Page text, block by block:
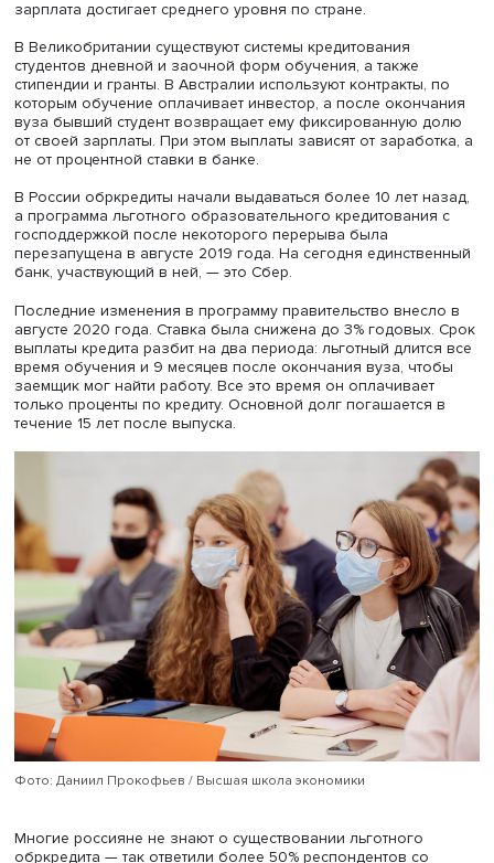
Таким образом, решение вчерашних школьников, куда
Абитуриенты выбирают вуз не просто из желаемых, но
куда смогут поступить в реальности.
Неизвестный кредит
В западных странах и ЕС эту проблему пытаются
займов. Например, в Чешской Республике заемщик
выплачивает кредит в течение 15 лет с того момента,
зарплата достигает среднего уровня по стране.
студентов дневной и заочной форм обучения, а также
стипендии и гранты. В Австралии используют
которым обучение оплачивает инвестор, а после
вуза бывший студент возвращает ему фиксированную
от своей зарплаты. При этом выплаты зависят от
не от процентной ставки в банке.
В России обркредиты начали выдаваться более 10 лет
а программа льготного образовательного
господдержкой после некоторого перерыва была
перезапущена в августе 2019 года. На сегодня
банк, участвующий в ней, — это Сбер.
Последние изменения в программу правительство
августе 2020 года. Ставка была снижена до 3%
выплаты кредита разбит на два периода: льготный
время обучения и 9 месяцев после окончания вуза,
заемщик мог найти работу. Все это время он
только проценты по кредиту. Основной долг
течение 15 лет после выпуска.